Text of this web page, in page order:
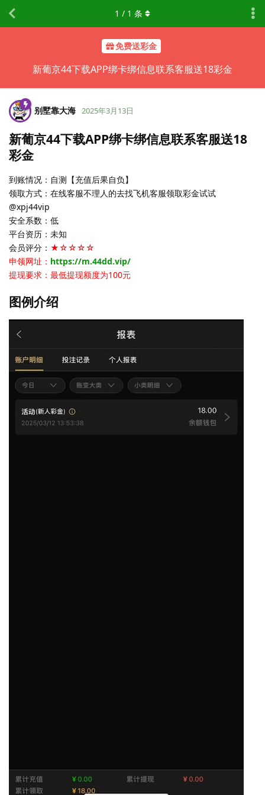
免费送彩金
新葡京44下载APP绑卡绑信息联系客服送18彩金
1 / 1 条
别墅靠大海 2025年3月13日
新葡京44下载APP绑卡绑信息联系客服送18
彩金
到账情况：自测【充值后果自负】
领取方式：在线客服不理人的去找飞机客服领取彩金试试
@xpj44vip
安全系数：低
平台资历：未知
会员评分： ★☆☆☆☆
申领网址： https://m.44dd.vip/
提现要求：最低提现额度为100元
图例介绍